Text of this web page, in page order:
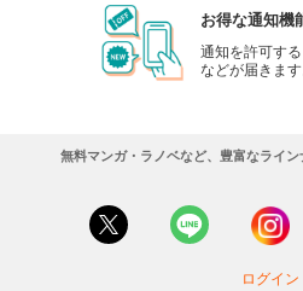
お得な通知機
通知を許可す
などが届きます
無料マンガ・ラノベなど、豊富なライ
ログイン